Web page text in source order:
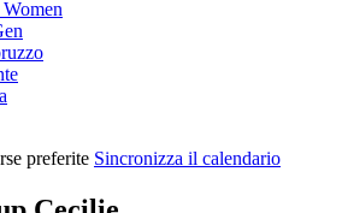
preferite Sincronizza il calendario